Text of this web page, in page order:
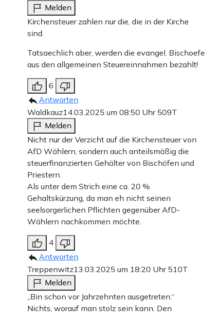
Melden
Kirchensteuer zahlen nur die, die in der Kirche
sind.
Tatsaechlich aber, werden die evangel. Bischoefe
aus den allgemeinen Steuereinnahmen bezahlt!
6
Antworten
Waldkauz14.03.2025 um 08:50 Uhr 509T
Melden
Nicht nur der Verzicht auf die Kirchensteuer von
AfD Wählern, sondern auch anteilsmäßig die
steuerfinanzierten Gehälter von Bischöfen und
Priestern.
Als unter dem Strich eine ca. 20 %
Gehaltskürzung, da man eh nicht seinen
seelsorgerlichen Pflichten gegenüber AfD-
Wählern nachkommen möchte.
4
Antworten
Treppenwitz13.03.2025 um 18:20 Uhr 510T
Melden
„Bin schon vor Jahrzehnten ausgetreten.“
Nichts, worauf man stolz sein kann. Den